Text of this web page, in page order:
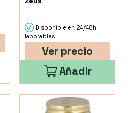
Disponible en 24/48h
laborables
Ver precio
Añadir